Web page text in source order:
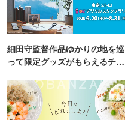
細田守監督作品ゆかりの地を巡
って限定グッズがもらえるチャ